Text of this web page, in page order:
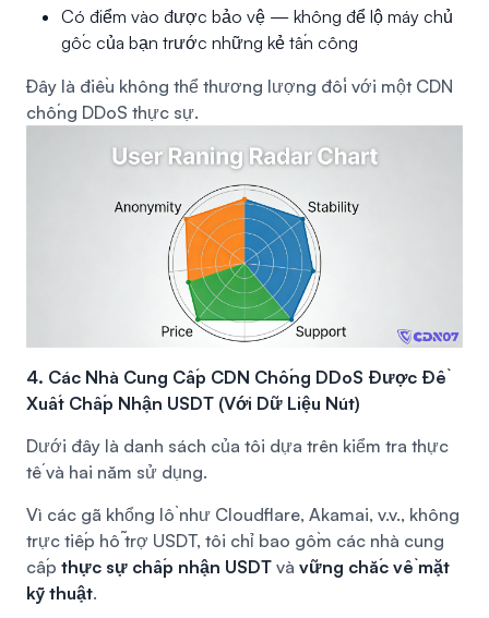
Có điểm vào được bảo vệ — không để lộ máy chủ
gốc của bạn trước những kẻ tấn công
Đây là điều không thể thương lượng đối với một CDN
chống DDoS thực sự.
4. Các Nhà Cung Cấp CDN Chống DDoS Được Đề
Xuất Chấp Nhận USDT (Với Dữ Liệu Nút)
Dưới đây là danh sách của tôi dựa trên kiểm tra thực
tế và hai năm sử dụng.
Vì các gã khổng lồ như Cloudflare, Akamai, v.v., không
trực tiếp hỗ trợ USDT, tôi chỉ bao gồm các nhà cung
cấp thực sự chấp nhận USDT và vững chắc về mặt
kỹ thuật.